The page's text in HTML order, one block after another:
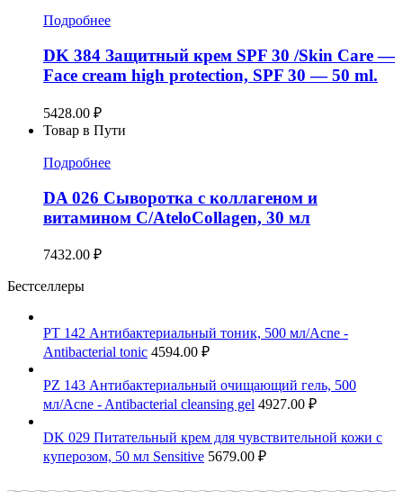
Подробнее
DK 384 Защитный крем SPF 30 /Skin Care —
Face cream high protection, SPF 30 — 50 ml.
5428.00 ₽
Товар в Пути
Подробнее
DA 026 Сыворотка с коллагеном и
витамином С/AteloCollagen, 30 мл
7432.00 ₽
Бестселлеры
PT 142 Антибактериальный тоник, 500 мл/Acne -
Antibacterial tonic 4594.00 ₽
PZ 143 Антибактериальный очищающий гель, 500
мл/Acne - Antibacterial cleansing gel 4927.00 ₽
DK 029 Питательный крем для чувствительной кожи с
куперозом, 50 мл Sensitive 5679.00 ₽